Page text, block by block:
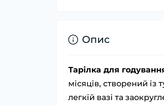
Опис
Тарілка для
місяців, створений
легкій вазі та